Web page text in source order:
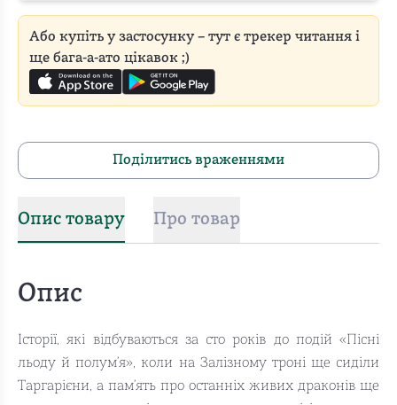
Або купіть у застосунку – тут є трекер читання і
ще бага-а-ато цікавок ;)
Поділитись враженнями
Опис товару Про товар
Опис
Історії, які відбуваються за сто років до подій «Пісні
льоду й полум’я», коли на Залізному троні ще сиділи
Таргарієни, а пам’ять про останніх живих драконів ще